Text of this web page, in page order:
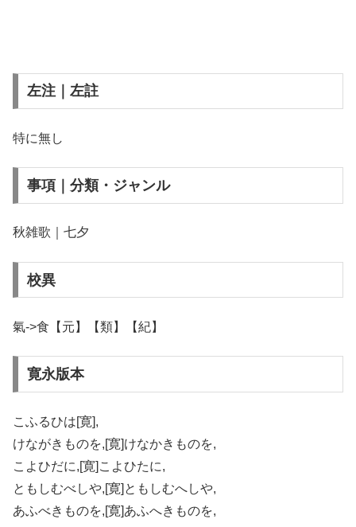
左注｜左註
特に無し
事項｜分類・ジャンル
秋雑歌｜七夕
校異
氣->食【元】【類】【紀】
寛永版本
こふるひは[寛],
けながきものを,[寛]けなかきものを,
こよひだに,[寛]こよひたに,
ともしむべしや,[寛]ともしむへしや,
あふべきものを,[寛]あふへきものを,